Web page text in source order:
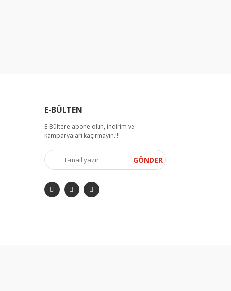
E-BÜLTEN
E-Bültene abone olun, indirim ve
kampanyaları kaçırmayın.!!!
GÖNDER